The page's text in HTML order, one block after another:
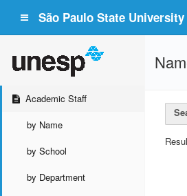
São Paulo State
Academic Staff
by Name
by School
by Department